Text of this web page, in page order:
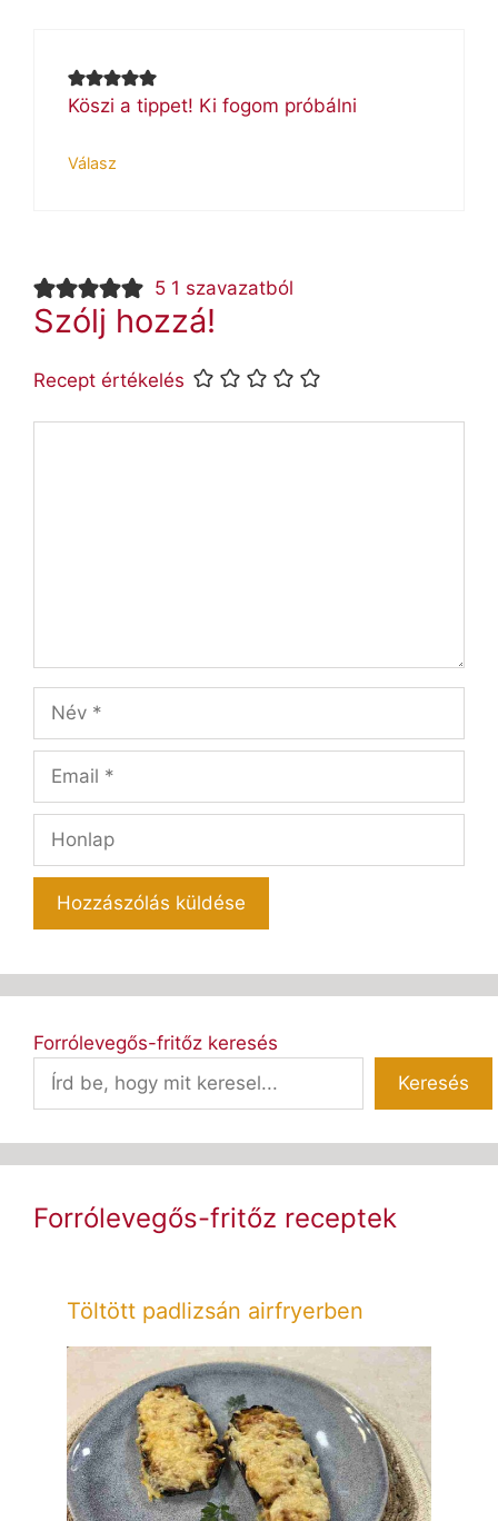
Köszi a tippet! Ki fogom próbálni
Válasz
5 1 szavazatból
Szólj hozzá!
Recept értékelés
Név
Email
Honlap
Forrólevegős-fritőz keresés
Keresés
Forrólevegős-fritőz receptek
Töltött padlizsán airfryerben